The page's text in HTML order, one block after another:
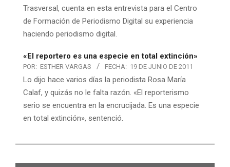
Trasversal, cuenta en esta entrevista para el Centro
de Formación de Periodismo Digital su experiencia
haciendo periodismo digital.
«El reportero es una especie en total extinción»
POR: ESTHER VARGAS FECHA: 19 DE JUNIO DE 2011
Lo dijo hace varios días la periodista Rosa María
Calaf, y quizás no le falta razón. «El reporterismo
serio se encuentra en la encrucijada. Es una especie
en total extinción», sentenció.